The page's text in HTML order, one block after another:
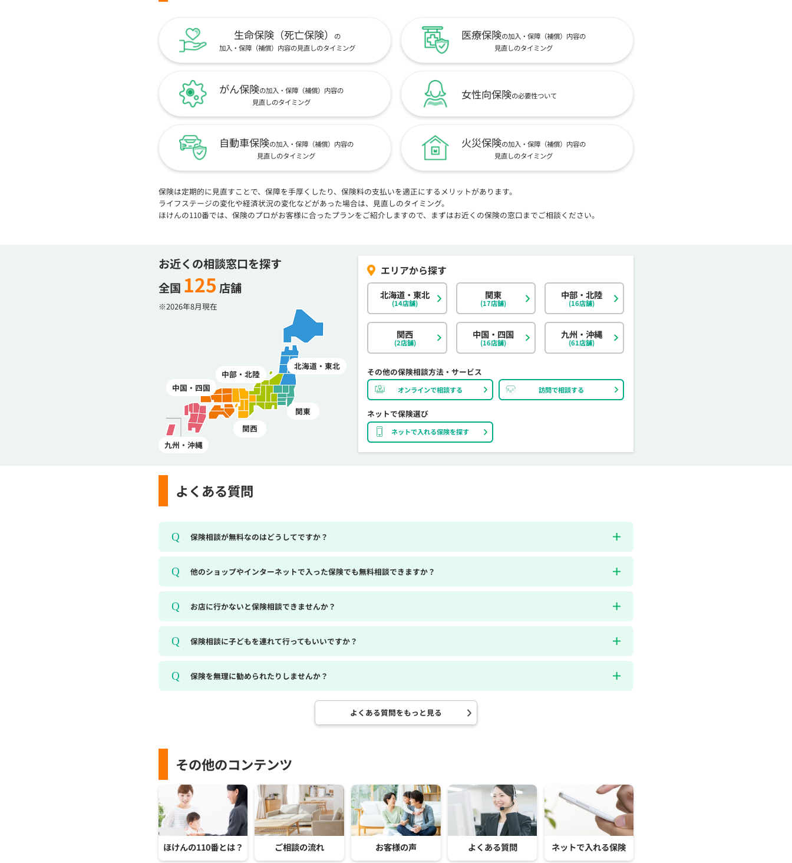
生命保険（死亡保険）
の
加入・保障（補償）内容の見直しのタイミング
医療保険の加入・保障（補償）内容の
見直しのタイミング
がん保険の加入・保障（補償）内容の
見直しのタイミング
女性向保険の必要性ついて
自動車保険の加入・保障（補償）内容の
見直しのタイミング
火災保険の加入・保障（補償）内容の
見直しのタイミング
保険は定期的に見直すことで、保障を手厚くしたり、保険料の支払いを適正にするメリットがあります。
ライフステージの変化や経済状況の変化などがあった場合は、見直しのタイミング。
ほけんの110番では、保険のプロがお客様に合ったプランをご紹介しますので、まずはお近くの保険の窓口までご相談ください。
その他の保険相談方法・サービス
オンラインで相談する 訪問で相談する
ネットで保険選び
ネットで入れる保険を探す
お近くの相談窓口を探す
全国 125 店舗
北海道・東北
関東
中部・北陸
関西
中国・四国
九州・沖縄
北海道・東北
(14店舗)
関東
(17店舗)
中部・北陸
(16店舗)
関西
(2店舗)
中国・四国
(16店舗)
九州・沖縄
(61店舗)
※2026年8月現在
よくある質問
保険相談が無料なのはどうしてですか？
他のショップやインターネットで入った保険でも無料相談できますか？
お店に行かないと保険相談できませんか？
保険相談に子どもを連れて行ってもいいですか？
保険を無理に勧められたりしませんか？
よくある質問をもっと見る
その他のコンテンツ
ほけんの110番とは？ ご相談の流れ お客様の声 よくある質問 ネットで入れる保険